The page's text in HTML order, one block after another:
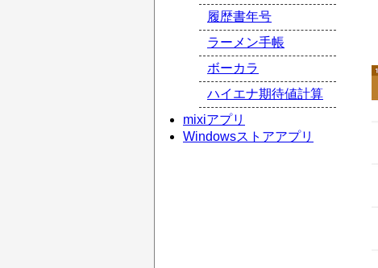
履歴書年号
ラーメン手帳
ボーカラ
ハイエナ期待値計算
mixiアプリ
Windowsストアアプリ